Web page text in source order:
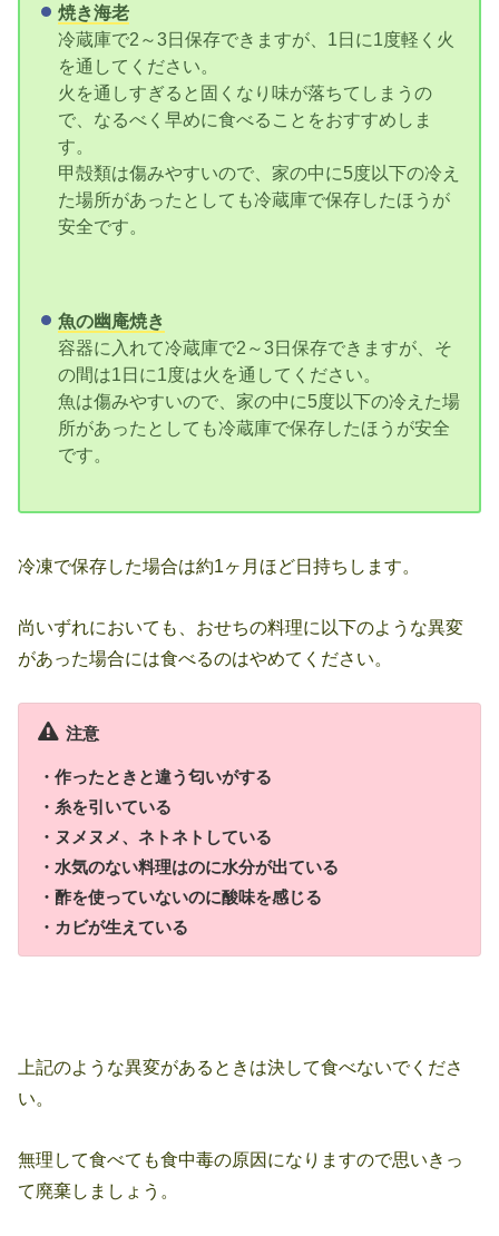
焼き海老
冷蔵庫で2～3日保存できますが、1日に1度軽く火
を通してください。
火を通しすぎると固くなり味が落ちてしまうの
で、なるべく早めに食べることをおすすめしま
す。
甲殻類は傷みやすいので、家の中に5度以下の冷え
た場所があったとしても冷蔵庫で保存したほうが
安全です。
魚の幽庵焼き
容器に入れて冷蔵庫で2～3日保存できますが、そ
の間は1日に1度は火を通してください。
魚は傷みやすいので、家の中に5度以下の冷えた場
所があったとしても冷蔵庫で保存したほうが安全
です。
冷凍で保存した場合は約1ヶ月ほど日持ちします。
尚いずれにおいても、おせちの料理に以下のような異変
があった場合には食べるのはやめてください。
注意
・作ったときと違う匂いがする
・糸を引いている
・ヌメヌメ、ネトネトしている
・水気のない料理はのに水分が出ている
・酢を使っていないのに酸味を感じる
・カビが生えている
上記のような異変があるときは決して食べないでくださ
い。
無理して食べても食中毒の原因になりますので思いきっ
て廃棄しましょう。